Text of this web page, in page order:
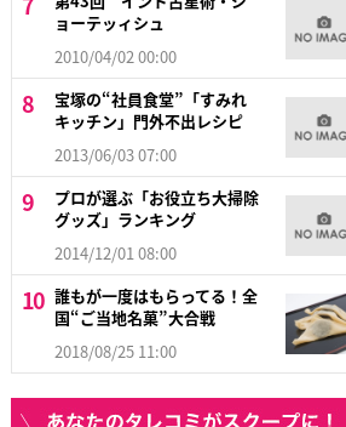
ョーテッィシュ
2010/04/02 00:00
宝塚の“社員食堂”「すみれ
キッチン」門外不出レシピ
2013/06/03 07:00
プロが選ぶ「お役立ち大掃除
グッズ」ランキング
2014/12/01 08:00
誰もが一度はもらってる！全
国“ご当地名菓”大合戦
2018/08/25 11:00